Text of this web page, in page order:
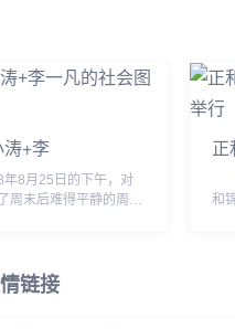
+李
8月25日的下午，对
周末后难得平静的周
正
和
链接